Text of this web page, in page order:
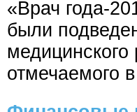
«Врач года-
были
медицинского
отмечаемого